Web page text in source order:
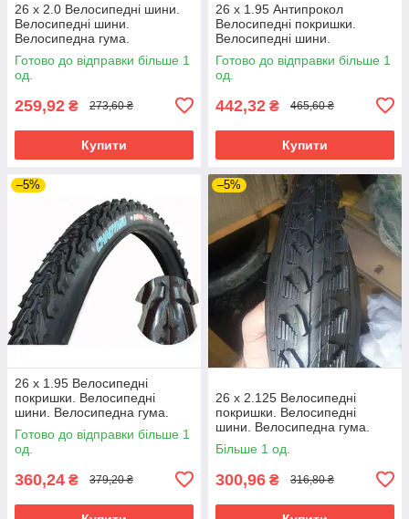
26 х 2.0 Велосипедні шини.
Велосипедні шини.
Велосипедна гума.
Велопокришка. MAXSIS 30%
якчука
Готово до відправки більше 1
од.
259,92 ₴ 273,60 ₴
Купити
26 х 1.95 Антипрокол
Велосипедні покришки.
Велосипедні шини.
Велосипедна гума.
Велокришка ChaoYang
Готово до відправки більше 1
од.
442,32 ₴ 465,60 ₴
Купити
–5%
26 х 1.95 Велосипедні
покришки. Велосипедні
шини. Велосипедна гума.
Велокришка MTB — Chao
Yang
Готово до відправки більше 1
од.
360,24 ₴ 379,20 ₴
–5%
26 х 2.125 Велосипедні
покришки. Велосипедні
шини. Велосипедна гума.
Велокришка Гострий шип.
Більше 1 од.
300,96 ₴ 316,80 ₴